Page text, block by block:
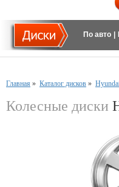
По авто
Главная » Каталог дисков »
Колесные диски